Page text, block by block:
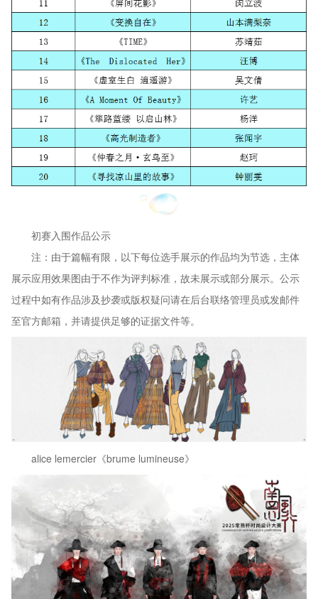
初赛入围作品公示
注：由于篇幅有限，以下每位选手展示的作品均为节选，主体
展示应用效果图由于不作为评判标准，故未展示或部分展示。公示
过程中如有作品涉及抄袭或版权疑问请在后台联络管理员或发邮件
至官方邮箱，并请提供足够的证据文件等。
alice lemercier《brume lumineuse》